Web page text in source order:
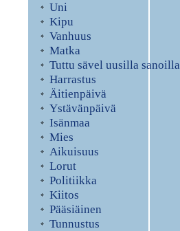
Uni
Kipu
Vanhuus
Matka
Tuttu sävel uusilla sanoilla
Harrastus
Äitienpäivä
Ystävänpäivä
Isänmaa
Mies
Aikuisuus
Lorut
Politiikka
Kiitos
Pääsiäinen
Tunnustus